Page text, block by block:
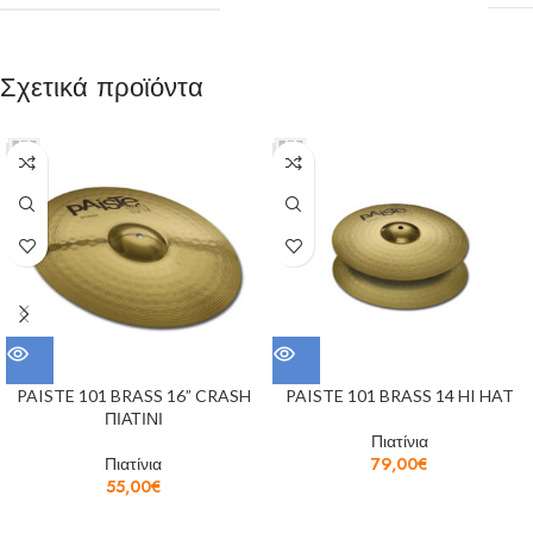
Σχετικά προϊόντα
PAISTE 101 BRASS 16” CRASH
ΠΙΑΤΙΝΙ
Πιατίνια
55,00€
PAISTE 101 BRASS 14 HI HAT
Πιατίνια
79,00€